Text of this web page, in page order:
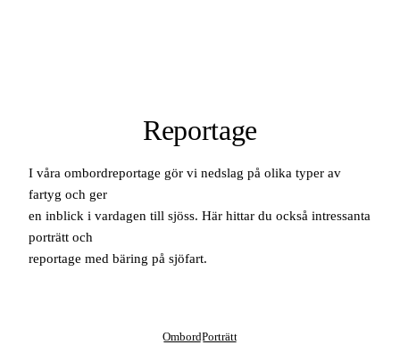
Reportage
I våra ombordreportage gör vi nedslag på olika typer av
fartyg och ger
en inblick i vardagen till sjöss. Här hittar du också intressanta
porträtt och
reportage med bäring på sjöfart.
OmbordPorträtt